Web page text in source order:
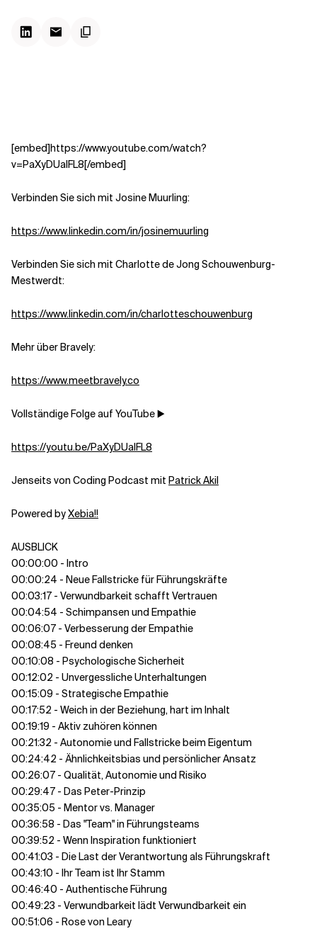
Verwandte Themen
[embed]https://www.youtube.com/watch?
v=PaXyDUalFL8[/embed]
Verbinden Sie sich mit Josine Muurling:
https://www.linkedin.com/in/josinemuurling
Verbinden Sie sich mit Charlotte de Jong Schouwenburg-
Mestwerdt:
https://www.linkedin.com/in/charlotteschouwenburg
Mehr über Bravely:
https://www.meetbravely.co
Vollständige Folge auf YouTube ▶️
https://youtu.be/PaXyDUalFL8
Jenseits von Coding Podcast mit Patrick Akil
Powered byXebia!!
AUSBLICK
00:00:00 - Intro
00:00:24 - Neue Fallstricke für Führungskräfte
00:03:17 - Verwundbarkeit schafft Vertrauen
00:04:54 - Schimpansen und Empathie
00:06:07 - Verbesserung der Empathie
00:08:45 - Freund denken
00:10:08 - Psychologische Sicherheit
00:12:02 - Unvergessliche Unterhaltungen
00:15:09 - Strategische Empathie
00:17:52 - Weich in der Beziehung, hart im Inhalt
00:19:19 - Aktiv zuhören können
00:21:32 - Autonomie und Fallstricke beim Eigentum
00:24:42 - Ähnlichkeitsbias und persönlicher Ansatz
00:26:07 - Qualität, Autonomie und Risiko
00:29:47 - Das Peter-Prinzip
00:35:05 - Mentor vs. Manager
00:36:58 - Das "Team" in Führungsteams
00:39:52 - Wenn Inspiration funktioniert
00:41:03 - Die Last der Verantwortung als Führungskraft
00:43:10 - Ihr Team ist Ihr Stamm
00:46:40 - Authentische Führung
00:49:23 - Verwundbarkeit lädt Verwundbarkeit ein
00:51:06 - Rose von Leary